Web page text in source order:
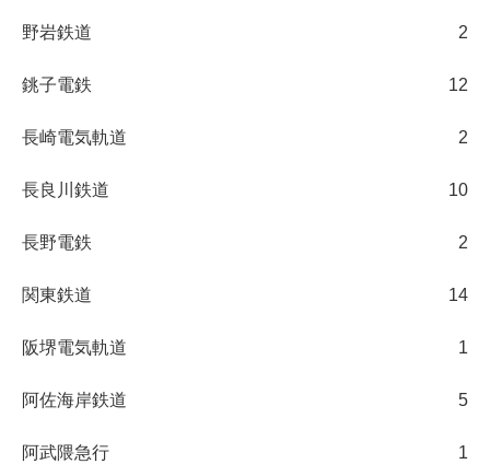
野岩鉄道 2
銚子電鉄 12
長崎電気軌道 2
長良川鉄道 10
長野電鉄 2
関東鉄道 14
阪堺電気軌道 1
阿佐海岸鉄道 5
阿武隈急行 1